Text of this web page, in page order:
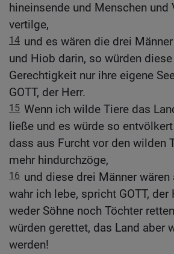
hineinsende und Menschen und
vertilge,
14 und es wären die drei
und Hiob darin, so würden
Gerechtigkeit nur ihre eigene
GOTT, der Herr.
15 Wenn ich wilde Tiere das
ließe und es würde so
dass aus Furcht vor den wilden
mehr hindurchzöge,
16 und diese drei Männer wären
wahr ich lebe, spricht GOTT, der
weder Söhne noch Töchter
würden gerettet, das Land aber
werden!